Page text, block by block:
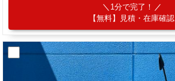
1分で完了！
【無料】見積・在庫確認